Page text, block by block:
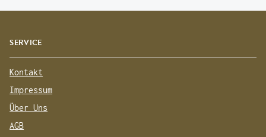
SERVICE
Kontakt
Impressum
Über Uns
AGB